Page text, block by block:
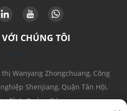
CHÚNG TÔI
Wanyang Zhongchuang, Công
Shenjiang, Quận Tân Hội,
Tỉnh Quảng Đông